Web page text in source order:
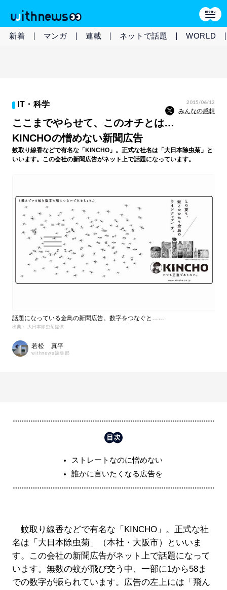
新着 マンガ 連載 ネットで話題 WORLD
IT・科学 2015/06/12
みんなの感想
ここまでやらせて、このオチとは…
KINCHOの憎めない新聞広告
蚊取り線香などで有名な「KINCHO」。正式な社名は「大日本除虫菊」と
いいます。この会社の新聞広告がネット上で話題になっています。
話題になっている金鳥の新聞広告。数字をつなぐと……
出典： 大日本除虫菊提供
若松 真平
withnews編集部
ストレートなのに憎めない
誰かに言いたくなる広告を
蚊取り線香などで有名な「KINCHO」。正式な社
名は「大日本除虫菊」（本社・大阪市）といいま
す。この会社の新聞広告がネット上で話題になって
います。無数の蚊が飛び交う中、一部に1から58ま
での数字が振られています。広告の左上には「飛ん